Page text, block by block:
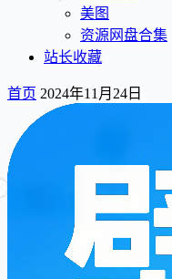
美图
资源网盘合集
站长收藏
首页 2024年11月24日